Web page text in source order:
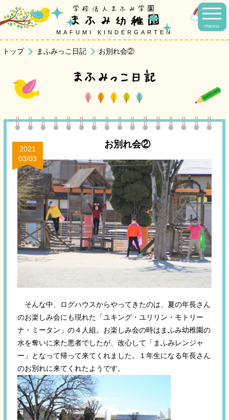
menu
学校法人まふみ学園
まふみ幼稚園
MAFUMI KINDERGARTEN
トップ まふみっこ日記 お別れ会②
まふみっこ日記
お別れ会②
2021
03/03
そんな中、ログハウスからやってきたのは、夏の年長さん
のお楽しみ会にも現れた「ユキング・ユリリン・モトリー
ナ・ミータン」の４人組。お楽しみ会の時はまふみ幼稚園の
水を奪いに来た悪者でしたが、改心して「まふみレンジャ
ー」となって帰って来てくれました。１年生になる年長さん
のお別れに来てくれたようです。